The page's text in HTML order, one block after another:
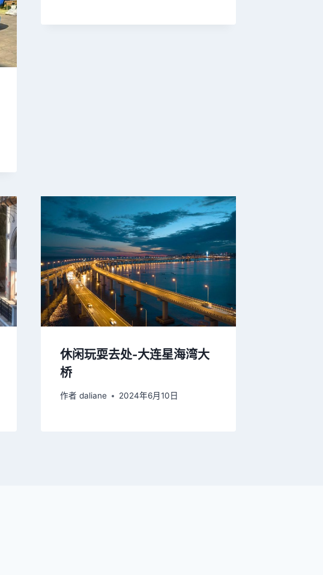
休闲玩耍去处-大连星海湾大
桥
作者 daliane 2024年6月10日